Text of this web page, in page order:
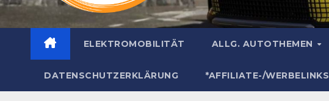
ELEKTROMOBILITÄT ALLG. AUTOTHEMEN
DATENSCHUTZERKLÄRUNG *AFFILIATE-/WERBELINKS